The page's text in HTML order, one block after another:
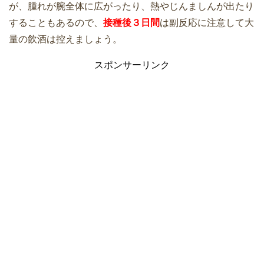
が、腫れが腕全体に広がったり、熱やじんましんが出たり
することもあるので、 接種後３日間は副反応に注意して大
量の飲酒は控えましょう。
スポンサーリンク